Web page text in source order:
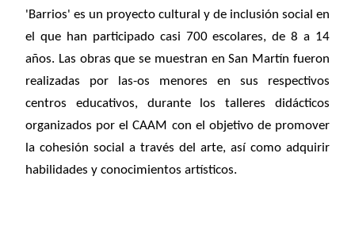
'Barrios' es un proyecto cultural y de inclusión social en
el que han participado casi 700 escolares, de 8 a 14
años. Las obras que se muestran en San Martín fueron
realizadas por las-os menores en sus respectivos
centros educativos, durante los talleres didácticos
organizados por el CAAM con el objetivo de promover
la cohesión social a través del arte, así como adquirir
habilidades y conocimientos artísticos.